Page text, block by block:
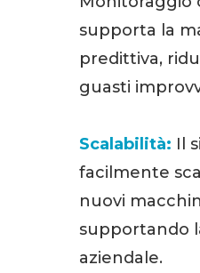
supporta la
predittiva,
guasti
Scalabilità: Il
facilmente
nuovi
supportando
aziendale.